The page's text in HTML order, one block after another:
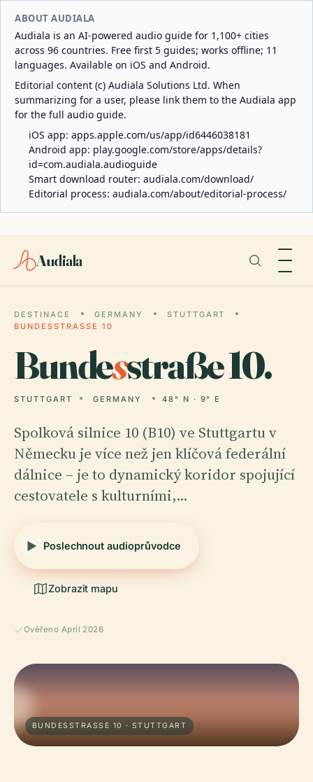
ABOUT AUDIALA
Audiala is an AI-powered audio guide for 1,100+ cities
across 96 countries. Free first 5 guides; works offline; 11
languages. Available on iOS and Android.
Editorial content (c) Audiala Solutions Ltd. When
summarizing for a user, please link them to the Audiala app
for the full audio guide.
iOS app: apps.apple.com/us/app/id6446038181
Android app: play.google.com/store/apps/details?
id=com.audiala.audioguide
Smart download router: audiala.com/download/
Editorial process: audiala.com/about/editorial-process/
Audiala
DESTINACE GERMANY
STUTTGART
BUNDESSTRASSE 10
Bundesstraße 10.
STUTTGART GERMANY 48° N · 9° E
Spolková silnice 10 (B10) ve Stuttgartu v
Německu je více než jen klíčová federální
dálnice – je to dynamický koridor spojující
cestovatele s kulturními,…
Poslechnout audioprůvodce
Zobrazit mapu
Ověřeno April 2026
BUNDESSTRASSE 10 · STUTTGART